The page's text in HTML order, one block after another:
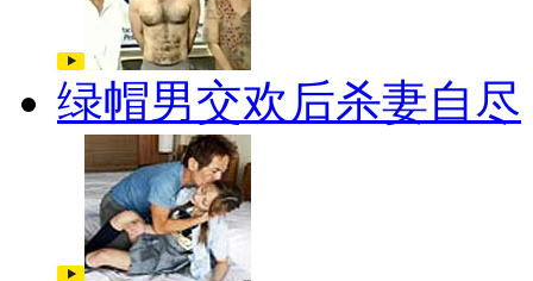
绿帽男交欢后杀妻自尽